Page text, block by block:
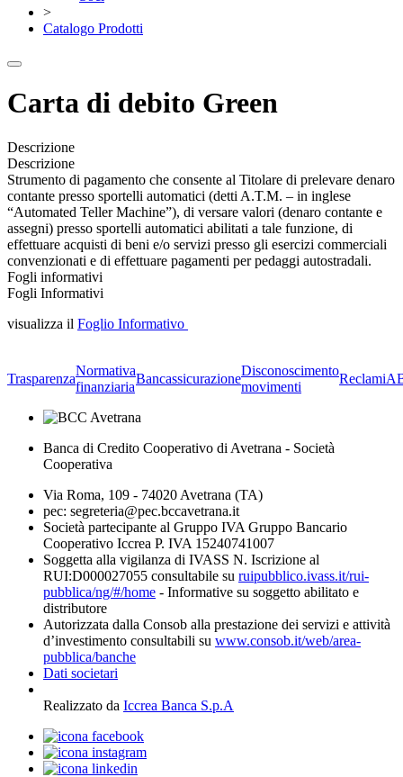
>
Catalogo Prodotti
Carta di debito Green
Descrizione
Descrizione
Strumento di pagamento che consente al Titolare di prelevare denaro
contante presso sportelli automatici (detti A.T.M. – in inglese
“Automated Teller Machine”), di versare valori (denaro contante e
assegni) presso sportelli automatici abilitati a tale funzione, di
effettuare acquisti di beni e/o servizi presso gli esercizi commerciali
convenzionati e di effettuare pagamenti per pedaggi autostradali.
Fogli informativi
Fogli Informativi
visualizza il Foglio Informativo
Trasparenza
Normativa
finanziaria
Bancassicurazione
Disconoscimento
movimenti
Reclami
Banca di Credito Cooperativo di Avetrana - Società
Cooperativa
Via Roma, 109 - 74020 Avetrana (TA)
pec: segreteria@pec.bccavetrana.it
Società partecipante al Gruppo IVA Gruppo Bancario
Cooperativo Iccrea P. IVA 15240741007
Soggetta alla vigilanza di IVASS N. Iscrizione al
RUI:D000027055 consultabile su ruipubblico.ivass.it/rui-
pubblica/ng/#/home - Informative su soggetto abilitato e
distributore
Autorizzata dalla Consob alla prestazione dei servizi e attività
d’investimento consultabili su www.consob.it/web/area-
pubblica/banche
Dati societari
Realizzato da Iccrea Banca S.p.A